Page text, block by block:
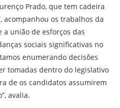
Prado, que tem cadeira
acompanhou os trabalhos da
união de esforços das
sociais significativas no
enumerando decisões
tomadas dentro do legislativo
de os candidatos assumirem
avalia.